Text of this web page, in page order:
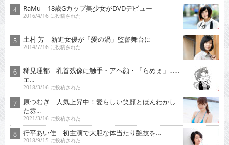
RaMu 18歳Gカップ美少女がDVDデビュー
2016/4/16 に投稿された
土村 芳 新進女優が「愛の渦」監督舞台に
2014/7/16 に投稿された
稀見理都 乳首残像に触手・アヘ顔・「らめぇ」……
エ...
2018/3/16 に投稿された
原つむぎ 人気上昇中！愛らしい笑顔とほんわかし
た雰...
2021/3/16 に投稿された
行平あい佳 初主演で大胆な体当たり艶技を…
2018/9/15 に投稿された